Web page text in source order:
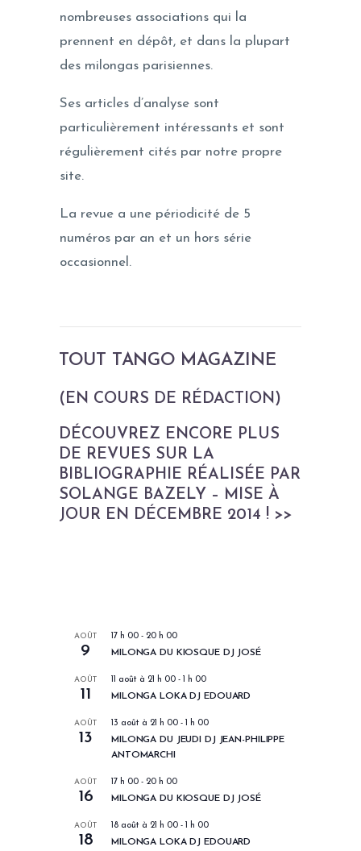
nombreuses associations qui la
prennent en dépôt, et dans la plupart
des milongas parisiennes.
Ses articles d’analyse sont
particulièrement intéressants et sont
régulièrement cités par notre propre
site.
La revue a une périodicité de 5
numéros par an et un hors série
occasionnel.
TOUT TANGO MAGAZINE
(EN COURS DE RÉDACTION)
DÉCOUVREZ ENCORE PLUS
DE REVUES SUR LA
BIBLIOGRAPHIE RÉALISÉE PAR
SOLANGE BAZELY – MISE À
JOUR EN DÉCEMBRE 2014 ! >>
AOÛT
9
17 h 00 - 20 h 00
MILONGA DU KIOSQUE DJ JOSÉ
AOÛT
11
11 août à 21 h 00 - 1 h 00
MILONGA LOKA DJ EDOUARD
AOÛT
13
13 août à 21 h 00 - 1 h 00
MILONGA DU JEUDI DJ JEAN-PHILIPPE
ANTOMARCHI
AOÛT
16
17 h 00 - 20 h 00
MILONGA DU KIOSQUE DJ JOSÉ
AOÛT
18
18 août à 21 h 00 - 1 h 00
MILONGA LOKA DJ EDOUARD